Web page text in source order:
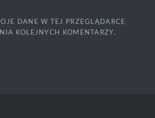
DANE W TEJ PRZEGLĄDARCE
KOLEJNYCH KOMENTARZY.